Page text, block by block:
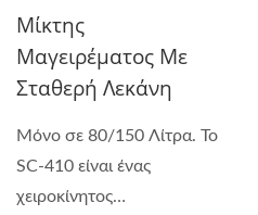
Μίκτης
Μαγειρέματος Με
Σταθερή Λεκάνη
Μόνο σε 80/150 Λίτρα. Το
SC-410 είναι ένας
χειροκίνητος